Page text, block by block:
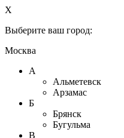
X
Выберите ваш город:
Москва
А
Альметевск
Арзамас
Б
Брянск
Бугульма
В